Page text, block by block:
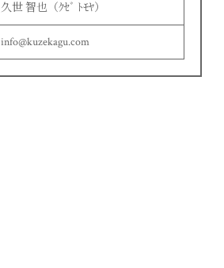
久世 智也（ｸｾﾞ ﾄﾓﾔ）
info@kuzekagu.com